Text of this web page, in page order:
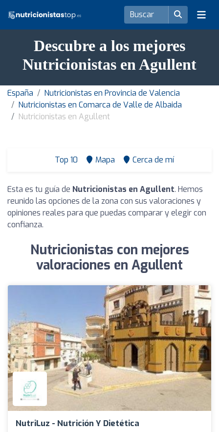
Descubre a los mejores
Nutricionistas en Agullent
España
Nutricionistas en Provincia de Valencia
Nutricionistas en Comarca de Valle de Albaida
Nutricionistas en Agullent
Top 10 Mapa Cerca de mí
Esta es tu guía de Nutricionistas en Agullent. Hemos
reunido las opciones de la zona con sus valoraciones y
opiniones reales para que puedas comparar y elegir con
confianza.
Nutricionistas con mejores
valoraciones en Agullent
NutriLuz - Nutrición Y Dietética